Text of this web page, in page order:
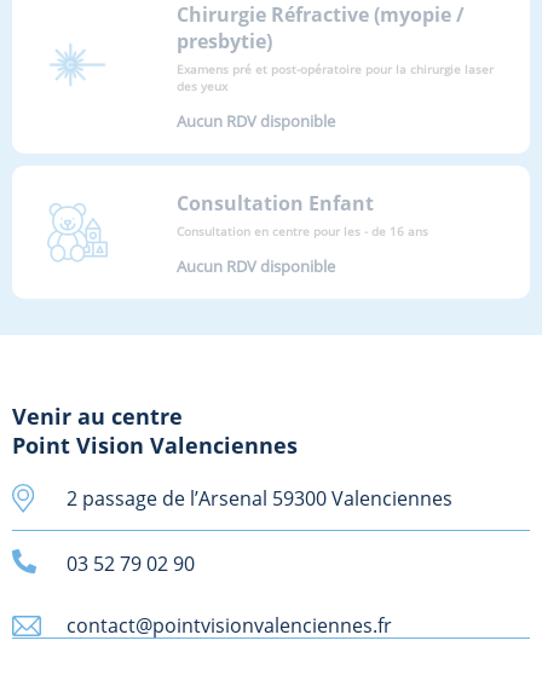
Chirurgie Réfractive (myopie /
presbytie)
Examens pré et post-opératoire pour la chirurgie laser
des yeux
Aucun RDV disponible
Consultation Enfant
Consultation en centre pour les - de 16 ans
Aucun RDV disponible
Venir au centre
Point Vision Valenciennes
2 passage de l’Arsenal 59300 Valenciennes
03 52 79 02 90
contact@pointvisionvalenciennes.fr